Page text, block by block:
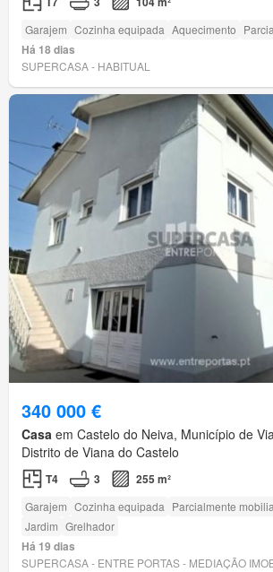
Garajem Cozinha equipada Aquecimento
Há 18 dias
SUPERCASA - HABITUAL
340 000 €
Casa em Castelo do Neiva, Município de
Distrito de Viana do Castelo
T4 3 255 m²
Garajem Cozinha equipada Parcialmente
Jardim Grelhador
Há 19 dias